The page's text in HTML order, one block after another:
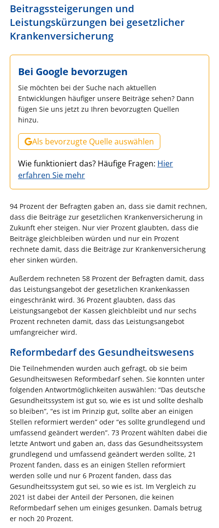
Beitragssteigerungen und
Leistungskürzungen bei gesetzlicher
Krankenversicherung
Bei Google bevorzugen
Sie möchten bei der Suche nach aktuellen
Entwicklungen häufiger unsere Beiträge sehen? Dann
fügen Sie uns jetzt zu Ihren bevorzugten Quellen
hinzu.
Als bevorzugte Quelle auswählen
Wie funktioniert das? Häufige Fragen: Hier
erfahren Sie mehr
94 Prozent der Befragten gaben an, dass sie damit rechnen,
dass die Beiträge zur gesetzlichen Krankenversicherung in
Zukunft eher steigen. Nur vier Prozent glaubten, dass die
Beiträge gleichbleiben würden und nur ein Prozent
rechnete damit, dass die Beiträge zur Krankenversicherung
eher sinken würden.
Außerdem rechneten 58 Prozent der Befragten damit, dass
das Leistungsangebot der gesetzlichen Krankenkassen
eingeschränkt wird. 36 Prozent glaubten, dass das
Leistungsangebot der Kassen gleichbleibt und nur sechs
Prozent rechneten damit, dass das Leistungsangebot
umfangreicher wird.
Reformbedarf des Gesundheitswesens
Die Teilnehmenden wurden auch gefragt, ob sie beim
Gesundheitswesen Reformbedarf sehen. Sie konnten unter
folgenden Antwortmöglichkeiten auswählen: “Das deutsche
Gesundheitssystem ist gut so, wie es ist und sollte deshalb
so bleiben”, “es ist im Prinzip gut, sollte aber an einigen
Stellen reformiert werden” oder “es sollte grundlegend und
umfassend geändert werden”. 73 Prozent wählten dabei die
letzte Antwort und gaben an, dass das Gesundheitssystem
grundlegend und umfassend geändert werden sollte, 21
Prozent fanden, dass es an einigen Stellen reformiert
werden solle und nur 6 Prozent fanden, dass das
Gesundheitssystem gut sei, so wie es ist. Im Vergleich zu
2021 ist dabei der Anteil der Personen, die keinen
Reformbedarf sehen um einiges gesunken. Damals betrug
er noch 20 Prozent.